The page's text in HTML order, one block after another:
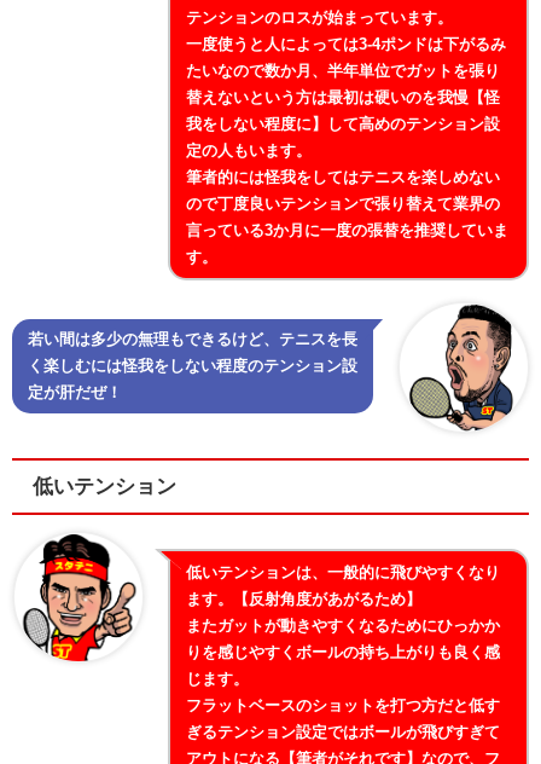
テンションのロスが始まっています。
一度使うと人によっては3-4ポンドは下がるみ
たいなので数か月、半年単位でガットを張り
替えないという方は最初は硬いのを我慢【怪
我をしない程度に】して高めのテンション設
定の人もいます。
筆者的には怪我をしてはテニスを楽しめない
ので丁度良いテンションで張り替えて業界の
言っている3か月に一度の張替を推奨していま
す。
若い間は多少の無理もできるけど、テニスを長
く楽しむには怪我をしない程度のテンション設
定が肝だぜ！
低いテンション
低いテンションは、一般的に飛びやすくなり
ます。【反射角度があがるため】
またガットが動きやすくなるためにひっかか
りを感じやすくボールの持ち上がりも良く感
じます。
フラットベースのショットを打つ方だと低す
ぎるテンション設定ではボールが飛びすぎて
アウトになる【筆者がそれです】なので、フ